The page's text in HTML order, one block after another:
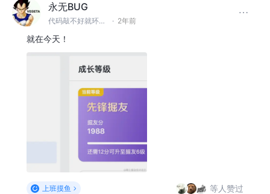
永无BUG
代码敲不好就环游世界！ · 2年前
就在今天！
上班摸鱼 等人赞过